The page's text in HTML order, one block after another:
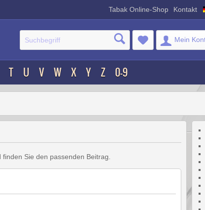
Kontakt
Tabak Online-Shop
Mein
T U V W X Y Z 0-9
Sie den passenden Beitrag.